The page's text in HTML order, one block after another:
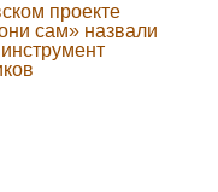
проекте
сам» назвали